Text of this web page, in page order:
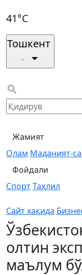
41°C
Тошкент
Жамият
Олам Маданият-
Фойдали
СпортТаҳлил
Сайт хақида
олтин
маълум